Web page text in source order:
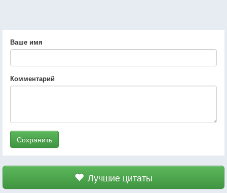
Ваше имя
Комментарий
Сохранить
Лучшие цитаты